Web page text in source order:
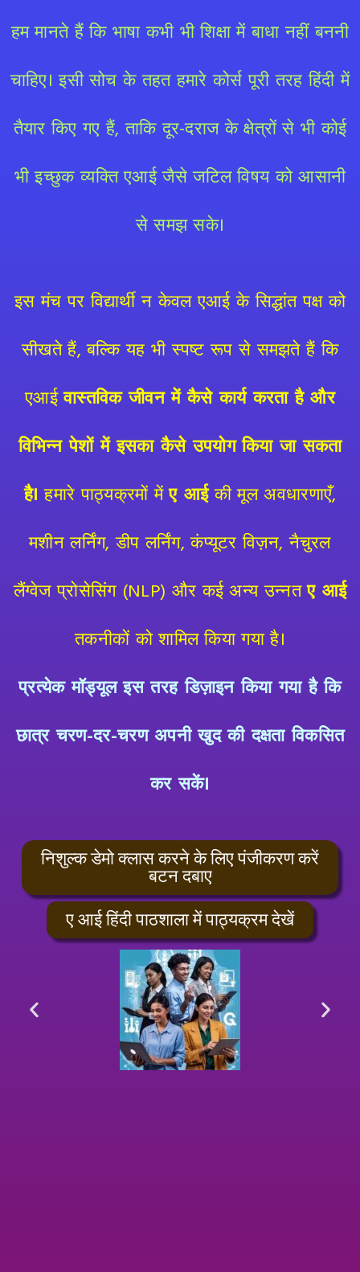
हम मानते हैं कि भाषा कभी भी शिक्षा में बाधा नहीं बननी
चाहिए। इसी सोच के तहत हमारे कोर्स पूरी तरह हिंदी में
तैयार किए गए हैं, ताकि दूर-दराज के क्षेत्रों से भी कोई
भी इच्छुक व्यक्ति एआई जैसे जटिल विषय को आसानी
से समझ सके।
इस मंच पर विद्यार्थी न केवल एआई के सिद्धांत पक्ष को
सीखते हैं, बल्कि यह भी स्पष्ट रूप से समझते हैं कि
एआईवास्तविक जीवन में कैसे कार्य करता है और
विभिन्न पेशों में इसका कैसे उपयोग किया जा सकता
है। हमारे पाठ्यक्रमों मेंए आईकी मूल अवधारणाएँ,
मशीन लर्निंग, डीप लर्निंग, कंप्यूटर विज़न, नैचुरल
लैंग्वेज प्रोसेसिंग (NLP) और कई अन्य उन्नतए आई
तकनीकों को शामिल किया गया है।
प्रत्येक मॉड्यूल इस तरह डिज़ाइन किया गया है कि
छात्र चरण-दर-चरण अपनी खुद की दक्षता विकसित
कर सकें।
निशुल्क डेमो क्लास करने के लिए पंजीकरण करें
बटन दबाए
ए आई हिंदी पाठशाला में पाठ्यक्रम देखें